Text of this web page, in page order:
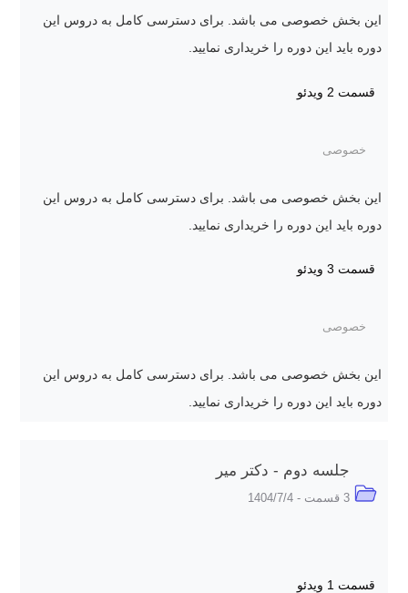
این بخش خصوصی می باشد. برای دسترسی کامل به دروس این
دوره باید این دوره را خریداری نمایید.
قسمت 2 ویدئو
خصوصی
این بخش خصوصی می باشد. برای دسترسی کامل به دروس این
دوره باید این دوره را خریداری نمایید.
قسمت 3 ویدئو
خصوصی
این بخش خصوصی می باشد. برای دسترسی کامل به دروس این
دوره باید این دوره را خریداری نمایید.
جلسه دوم - دکتر میر
3 قسمت - 1404/7/4
قسمت 1 ویدئو